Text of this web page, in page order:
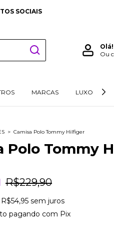
SOCIAIS
Olá!
Ou
MARCAS LUXO
> Camisa Polo Tommy Hilfiger
Polo Tommy
R$229,90
R$54,95 sem juros
pagando com Pix